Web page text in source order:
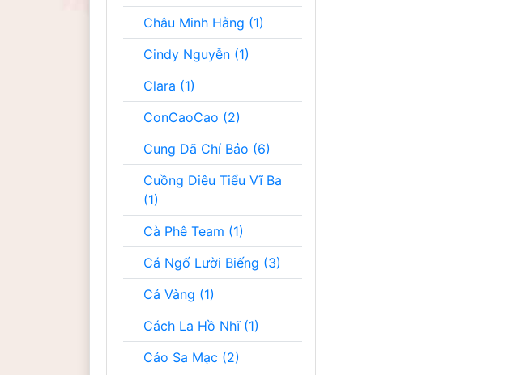
Châu Minh Hằng (1)
Cindy Nguyễn (1)
Clara (1)
ConCaoCao (2)
Cung Dã Chí Bảo (6)
Cuồng Diêu Tiểu Vĩ Ba
(1)
Cà Phê Team (1)
Cá Ngố Lười Biếng (3)
Cá Vàng (1)
Cách La Hồ Nhĩ (1)
Cáo Sa Mạc (2)